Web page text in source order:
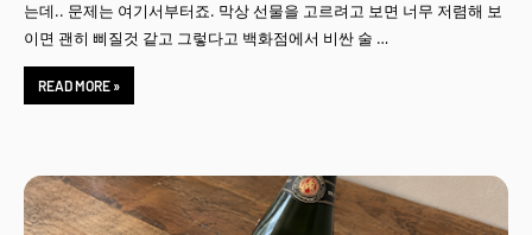
는데.. 문제는 여기서부터죠. 막상 선물을 고르려고 보면 너무 저렴해 보
이면 괜히 삐질것 같고 그렇다고 백화점에서 비싼 술 …
READ MORE »